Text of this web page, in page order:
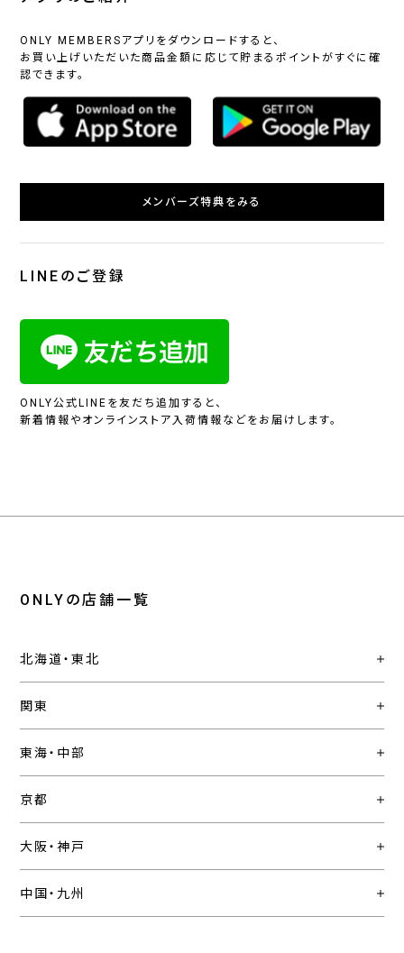
ONLY MEMBERSアプリをダウンロードすると、
お買い上げいただいた商品金額に応じて貯まるポイントがすぐに確
認できます。
メンバーズ特典をみる
LINEのご登録
ONLY公式LINEを友だち追加すると、
新着情報やオンラインストア入荷情報などをお届けします。
ONLYの店舗一覧
北海道・東北
関東
東海・中部
京都
大阪・神戸
中国・九州